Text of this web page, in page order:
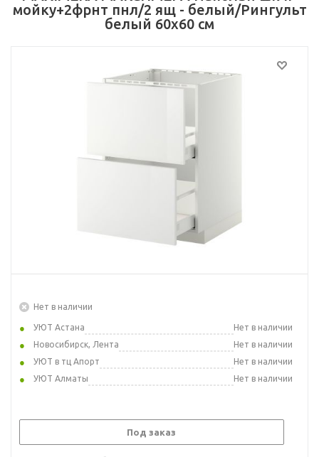
мойку+2фрнт пнл/2 ящ - белый/Рингульт
белый 60x60 см
Нет в наличии
УЮТ Астана
Нет в наличии
Новосибирск, Лента
Нет в наличии
УЮТ в тц Апорт
Нет в наличии
УЮТ Алматы
Нет в наличии
Под заказ